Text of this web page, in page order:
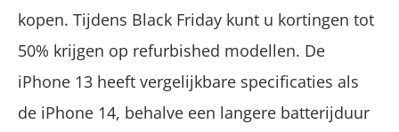
kopen. Tijdens Black Friday kunt u kortingen tot
50% krijgen op refurbished modellen. De
iPhone 13 heeft vergelijkbare specificaties als
de iPhone 14, behalve een langere batterijduur